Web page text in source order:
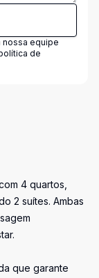
nossa equipe
de
4 quartos,
2 suítes. Ambas
que garante